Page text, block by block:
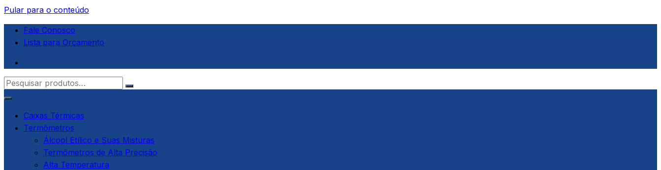
Pular para o conteúdo
Fale Conosco
Lista para Orçamento
Incoterm-MG | TFA
Instrumentos de Medição e Controle.
Caixas Térmicas
Termômetros
Álcool Etílico e Suas Misturas
Termômetros de Alta Precisão
Alta Temperatura